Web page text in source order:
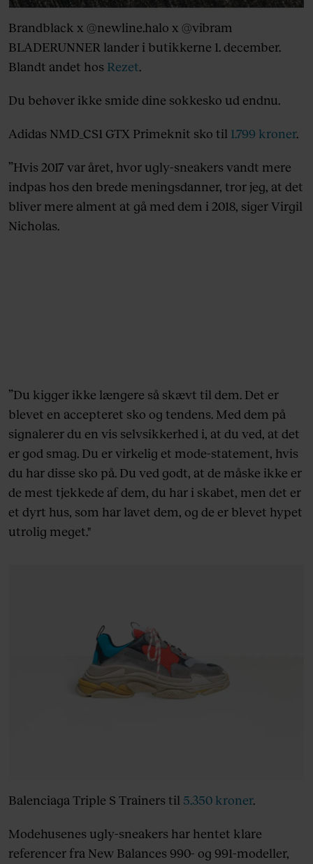
Brandblack x @newline.halo x @vibram
BLADERUNNER lander i butikkerne 1. december.
Blandt andet hos Rezet.
Du behøver ikke smide dine sokkesko ud endnu.
Adidas NMD_CS1 GTX Primeknit sko til 1.799 kroner.
”Hvis 2017 var året, hvor ugly-sneakers vandt mere
indpas hos den brede meningsdanner, tror jeg, at det
bliver mere alment at gå med dem i 2018, siger Virgil
Nicholas.
”Du kigger ikke længere så skævt til dem. Det er
blevet en accepteret sko og tendens. Med dem på
signalerer du en vis selvsikkerhed i, at du ved, at det
er god smag. Du er virkelig et mode-statement, hvis
du har disse sko på. Du ved godt, at de måske ikke er
de mest tjekkede af dem, du har i skabet, men det er
et dyrt hus, som har lavet dem, og de er blevet hypet
utrolig meget."
Balenciaga Triple S Trainers til 5.350 kroner.
Modehusenes ugly-sneakers har hentet klare
referencer fra New Balances 990- og 991-modeller,